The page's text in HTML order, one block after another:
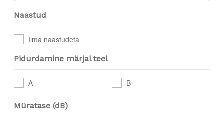
Naastud
Ilma naastudeta
Pidurdamine märjal teel
A B
Müratase (dB)